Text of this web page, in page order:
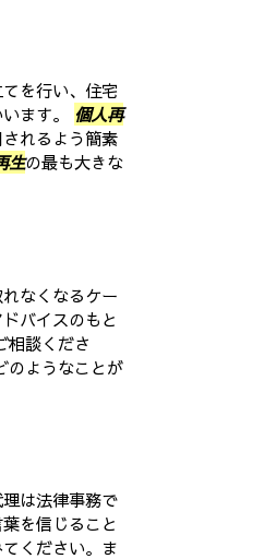
を行い、住宅
ます。 個人再
れるよう簡素
生の最も大きな
なくなるケー
バイスのもと
相談くださ
のようなことが
は法律事務で
を信じること
ください。ま